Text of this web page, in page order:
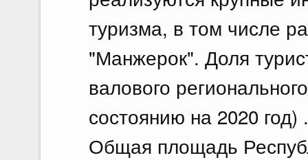
туризма, в том числе
"Манжерок". Доля
валового
состоянию на 2020 год) .
Общая площадь